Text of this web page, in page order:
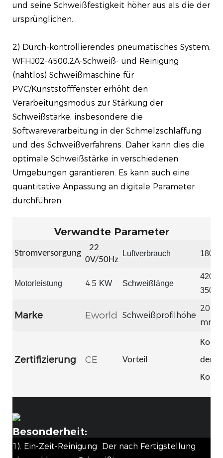
und seine Schweißfestigkeit höher aus als die der
ursprünglichen.
2) Durch-kontrollierendes pneumatisches System,
WFHJ02-4500.2A-Schweiß- und Reinigung
(nahtlos) Schweißmaschine für
PVC/Kunststofffenster erhöht den
Verarbeitungsmodus zur Stärkung der
Schweißstärke, insbesondere die
Softwareverarbeitung in der Schmelzschlaffung
und des Schweißverfahrens. Daher kann dies die
optimale Schweißstärke in verschiedenen
Umgebungen garantieren. Es kann auch eine
quantitative Anpassung an digitale Parameter
durchführen.
Verwandte Parameter
Stromversorgung
22
0V/50Hz
Luftverbrauch 180 l/
Motorleistung 4.5 KW Schweißlänge
420 ~
3500
Marke Eworld Schweißprofilhöhe
20 ~
mm
Zertifizierung CE Vorteil
der
Besonderheit:
1). Ein-Zeit-Reinigung Der nach Fertigstellung